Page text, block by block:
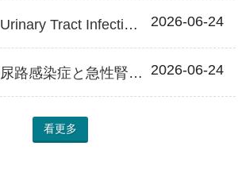
Urinary Tract Infection and Acute Pyelonephritis 泌尿道感染與急性腎盂腎炎 2026-06-24
尿路感染症と急性腎盂腎炎 泌尿道感染與急性腎盂腎炎(日文) 2026-06-24
看更多